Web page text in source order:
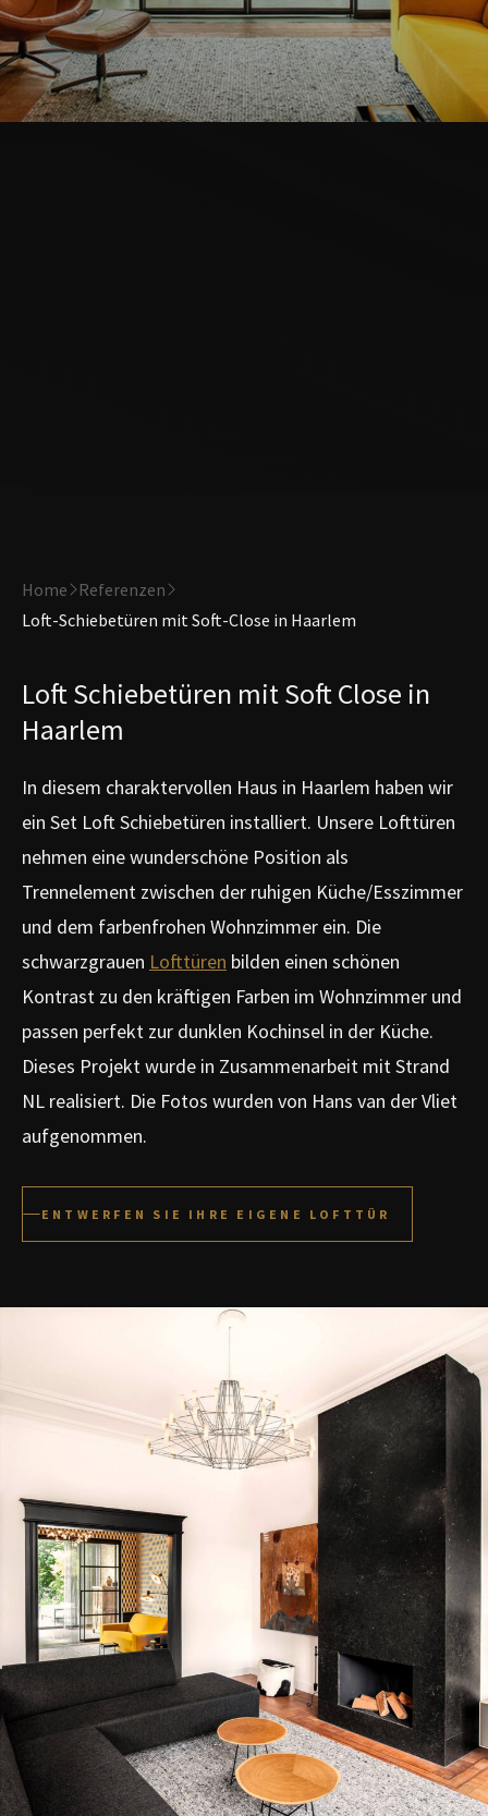
Home
Referenzen
Loft-Schiebetüren mit Soft-Close in Haarlem
Loft Schiebetüren mit Soft Close in
Haarlem
In diesem charaktervollen Haus in Haarlem haben wir
ein Set Loft Schiebetüren installiert. Unsere Lofttüren
nehmen eine wunderschöne Position als
Trennelement zwischen der ruhigen Küche/Esszimmer
und dem farbenfrohen Wohnzimmer ein. Die
schwarzgrauen Lofttüren bilden einen schönen
Kontrast zu den kräftigen Farben im Wohnzimmer und
passen perfekt zur dunklen Kochinsel in der Küche.
Dieses Projekt wurde in Zusammenarbeit mit Strand
NL realisiert. Die Fotos wurden von Hans van der Vliet
aufgenommen.
ENTWERFEN SIE IHRE EIGENE LOFTTÜR